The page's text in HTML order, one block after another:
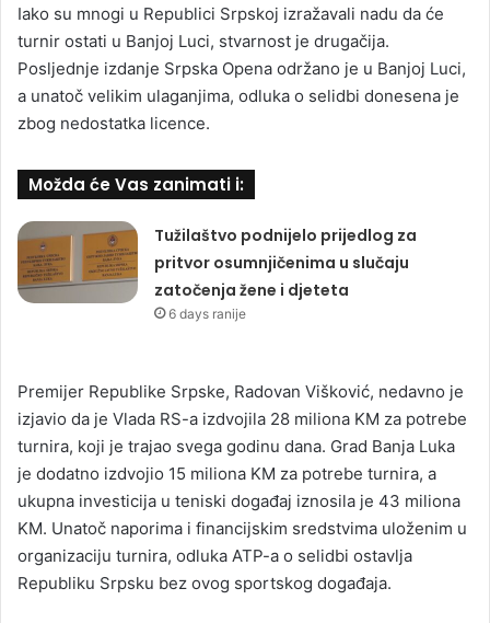
Iako su mnogi u Republici Srpskoj izražavali nadu da će
turnir ostati u Banjoj Luci, stvarnost je drugačija.
Posljednje izdanje Srpska Opena održano je u Banjoj Luci,
a unatoč velikim ulaganjima, odluka o selidbi donesena je
zbog nedostatka licence.
Možda će Vas zanimati i:
Tužilaštvo podnijelo prijedlog za
pritvor osumnjičenima u slučaju
zatočenja žene i djeteta
6 days ranije
Premijer Republike Srpske, Radovan Višković, nedavno je
izjavio da je Vlada RS-a izdvojila 28 miliona KM za potrebe
turnira, koji je trajao svega godinu dana. Grad Banja Luka
je dodatno izdvojio 15 miliona KM za potrebe turnira, a
ukupna investicija u teniski događaj iznosila je 43 miliona
KM. Unatoč naporima i financijskim sredstvima uloženim u
organizaciju turnira, odluka ATP-a o selidbi ostavlja
Republiku Srpsku bez ovog sportskog događaja.